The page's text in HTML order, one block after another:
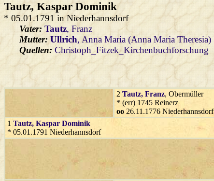
Tautz, Kaspar Dominik
* 05.01.1791 in Niederhannsdorf
Vater: Tautz, Franz
Mutter: Ullrich, Anna Maria (Anna Maria Theresia)
Quellen: Christoph_Fitzek_Kirchenbuchforschung
2 Tautz, Franz, Obermüller
* (err) 1745 Reinerz
oo 26.11.1776 Niederhannsdorf
1 Tautz, Kaspar Dominik
* 05.01.1791 Niederhannsdorf